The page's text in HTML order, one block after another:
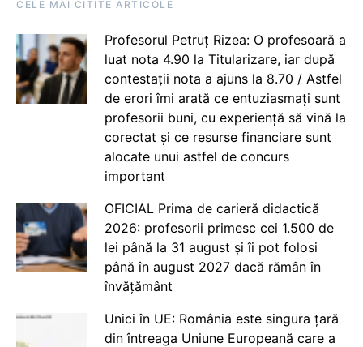
CELE MAI CITITE ARTICOLE
Profesorul Petruț Rizea: O profesoară a
luat nota 4.90 la Titularizare, iar după
contestații nota a ajuns la 8.70 / Astfel
de erori îmi arată ce entuziasmați sunt
profesorii buni, cu experiență să vină la
corectat și ce resurse financiare sunt
alocate unui astfel de concurs
important
OFICIAL Prima de carieră didactică
2026: profesorii primesc cei 1.500 de
lei până la 31 august și îi pot folosi
până în august 2027 dacă rămân în
învățământ
Unici în UE: România este singura țară
din întreaga Uniune Europeană care a